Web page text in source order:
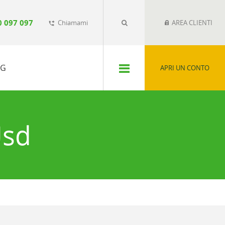
097 097 phone_forwarded Chiamami AREA CLIENTI
APRI UN CONTO